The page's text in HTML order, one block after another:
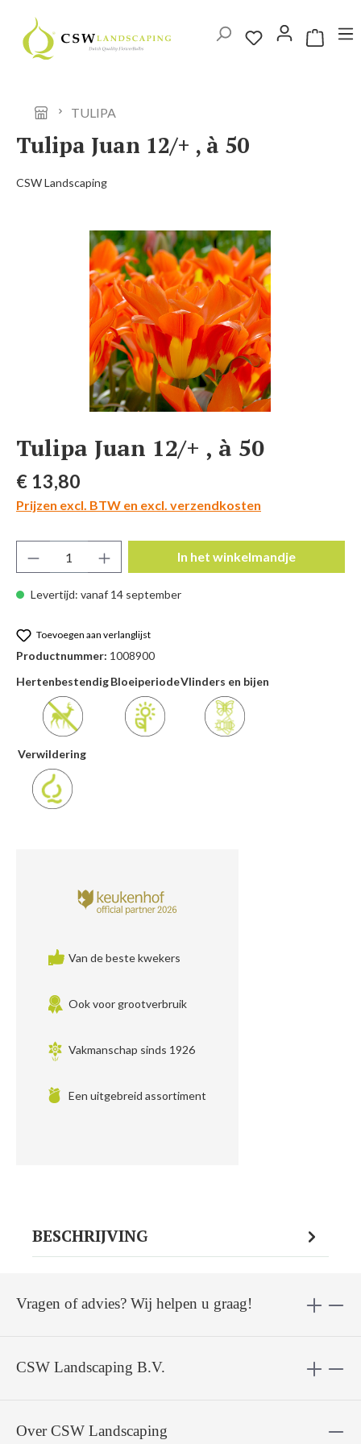
Ga naar de hoofdinhoud
TULIPA
Tulipa Juan 12/+ , à 50
CSW Landscaping
Afbeeldingengalerij overslaan
Tulipa Juan 12/+ , à 50
Normale prijs:
€ 13,80
Prijzen excl. BTW en excl. verzendkosten
Levertijd: vanaf 14 september
Producthoeveelheid: Voer de gewenste
In het winkelmandje
Toevoegen aan verlanglijst
Productnummer: 1008900
HertenbestendigBloeiperiodeVlinders en bijen
Verwildering
Van de beste kwekers
Ook voor grootverbruik
Vakmanschap sinds 1926
Een uitgebreid assortiment
BESCHRIJVING
CSW Landscaping B.V.
Vragen of advies? Wij helpen u graag!
Over CSW Landscaping